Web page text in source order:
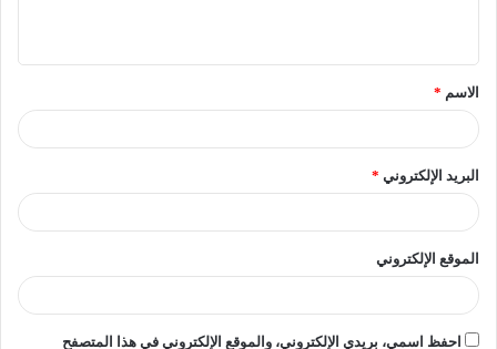
ومن جانبها، وجهت الدكتورة غادة عبد الباري نائب رئيس
محمد سامي عبد الصادق لإصداره القرار الخاص بتكليفها
بمنصبها الجديد نائبًا لرئيس الجامعة، وهو ما يعكس إيمان إدارة
إزدهار دور المرأة في سوق العمل خلال العقود الماضية نتيجة
عدة عوامل اتاحت لها الفرصة لإثبات نفسها في مجالات العمل
الاسم *
البريد الإلكتروني *
الموقع الإلكتروني
احفظ اسمي، بريدي الإلكتروني، والموقع الإلكتروني في هذا المتصفح